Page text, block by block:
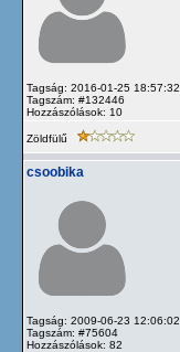
Tagság: 2016-01-25 18:57:32
Tagszám: #132446
Hozzászólások: 10
Zöldfülű
csoobika
Tagság: 2009-06-23 12:06:02
Tagszám: #75604
Hozzászólások: 82